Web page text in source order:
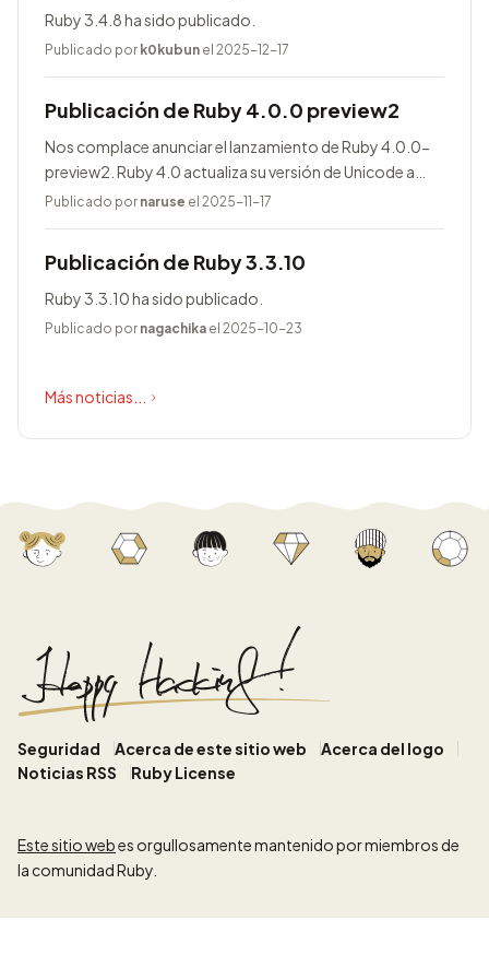
Ruby 3.4.8 ha sido publicado.
Publicado por k0kubun el 2025-12-17
Publicación de Ruby 4.0.0 preview2
Nos complace anunciar el lanzamiento de Ruby 4.0.0-
preview2. Ruby 4.0 actualiza su versión de Unicode a
17.0.0, entre otras novedades.
Publicado por naruse el 2025-11-17
Publicación de Ruby 3.3.10
Ruby 3.3.10 ha sido publicado.
Publicado por nagachika el 2025-10-23
Más noticias...
Seguridad Acerca de este sitio web
Acerca del logo
Noticias RSS
Ruby License
Este sitio webes orgullosamente mantenido por miembros de
la comunidad Ruby.